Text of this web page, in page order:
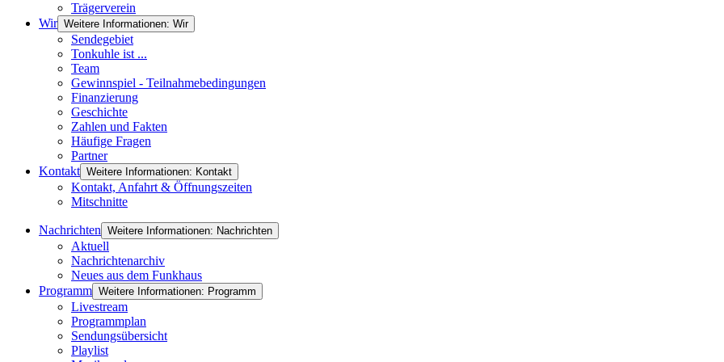
Trägerverein
Wir Weitere Informationen: Wir
Sendegebiet
Tonkuhle ist ...
Team
Gewinnspiel - Teilnahmebedingungen
Finanzierung
Geschichte
Zahlen und Fakten
Häufige Fragen
Partner
Kontakt Weitere Informationen: Kontakt
Kontakt, Anfahrt & Öffnungszeiten
Mitschnitte
Nachrichten Weitere Informationen: Nachrichten
Aktuell
Nachrichtenarchiv
Neues aus dem Funkhaus
Programm Weitere Informationen: Programm
Livestream
Programmplan
Sendungsübersicht
Playlist